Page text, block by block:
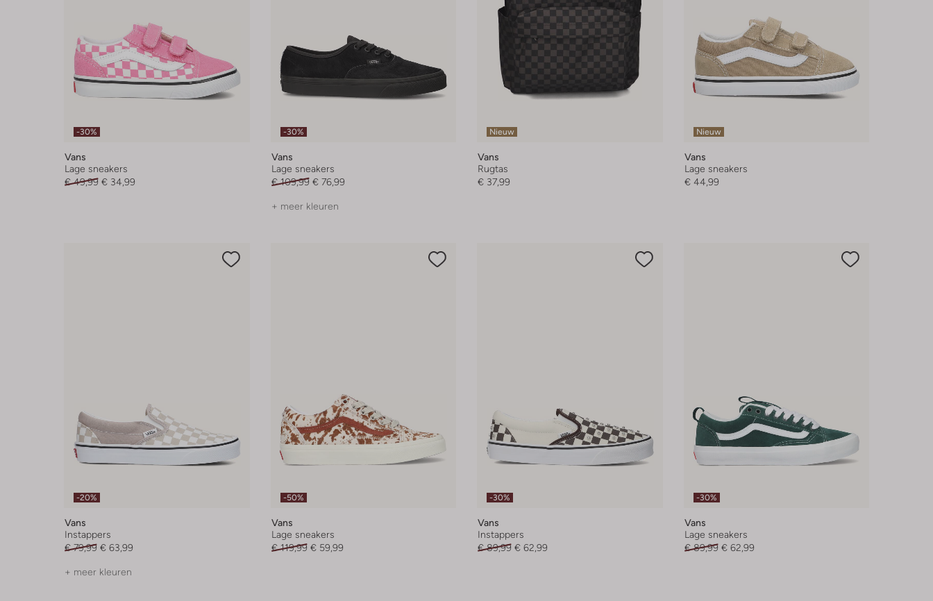
-30%
Vans
Lage sneakers
€ 49,99 € 34,99
-30%
Vans
Lage sneakers
€ 109,99 € 76,99
+ meer kleuren
Nieuw
Vans
Rugtas
€ 37,99
Nieuw
Vans
Lage sneakers
€ 44,99
-20%
Vans
Instappers
€ 79,99 € 63,99
+ meer kleuren
-50%
Vans
Lage sneakers
€ 119,99 € 59,99
-30%
Vans
Instappers
€ 89,99 € 62,99
-30%
Vans
Lage sneakers
€ 89,99 € 62,99